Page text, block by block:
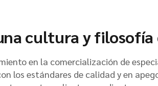
cultura y filosofía
en la comercialización de
los estándares de calidad y en